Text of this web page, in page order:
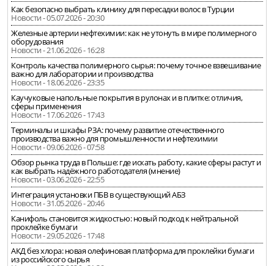
Как безопасно выбрать клинику для пересадки волос в Турции
Новости - 05.07.2026 - 20:30
Железные артерии нефтехимии: как не утонуть в мире полимерного
оборудования
Новости - 21.06.2026 - 16:28
Контроль качества полимерного сырья: почему точное взвешивание
важно для лаборатории и производства
Новости - 18.06.2026 - 23:35
Каучуковые напольные покрытия в рулонах и в плитке: отличия,
сферы применения
Новости - 17.06.2026 - 17:43
Терминалы и шкафы РЗА: почему развитие отечественного
производства важно для промышленности и нефтехимии
Новости - 09.06.2026 - 07:58
Обзор рынка труда в Польше: где искать работу, какие сферы растут и
как выбрать надёжного работодателя (мнение)
Новости - 03.06.2026 - 22:55
Интеграция установки ПБВ в существующий АБЗ
Новости - 31.05.2026 - 20:46
Канифоль становится жидкостью: новый подход к нейтральной
проклейке бумаги
Новости - 29.05.2026 - 17:48
АКД без хлора: новая олефиновая платформа для проклейки бумаги
из российского сырья